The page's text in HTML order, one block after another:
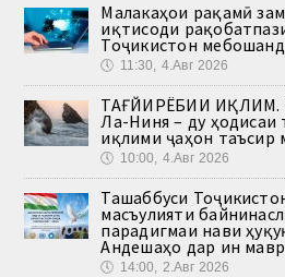
Малакаҳои рақамӣ
иқтисоди
Тоҷикистон мебошанд
🕔 11:30, 4.Авг 2026
ТАҒЙИРЁБИИ ИҚЛИМ.
Ла-Ниня – ду ҳодисаи
иқлими ҷаҳон таъсир
🕔 10:00, 4.Авг 2026
Ташаббуси
масъулияти
парадигмаи нави
Андешаҳо дар ин
🕔 14:00, 2.Авг 2026